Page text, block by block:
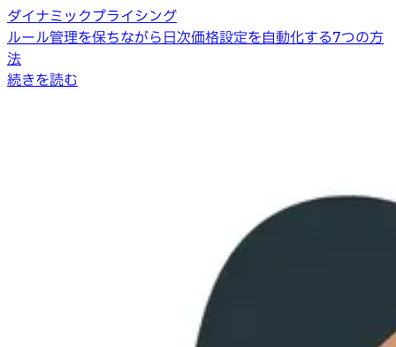
ダイナミックプライシング
ルール管理を保ちながら日次価格設定を自動化する7つの方
法
続きを読む